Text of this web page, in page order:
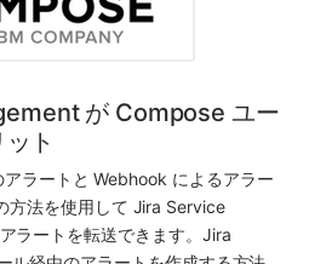
が Compose ユー
ト
ラートと Webhook によるアラー
方法を使用して Jira Service
ラートを転送できます。 Jira